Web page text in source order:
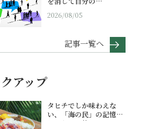
2026/08/05
記事一覧へ
アップ
タヒチでしか味わえな
い、「海の民」の記憶へ
とつながる旅